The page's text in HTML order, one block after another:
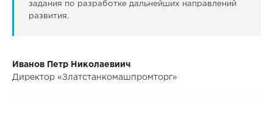
задания по разработке дальнейших направлений
развития.
Иванов Петр Николаевиич
Директор «Златстанкомашпромторг»